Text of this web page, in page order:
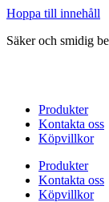
Hoppa till innehåll
Säker och smidig
Produkter
Kontakta oss
Köpvillkor
Produkter
Kontakta oss
Köpvillkor